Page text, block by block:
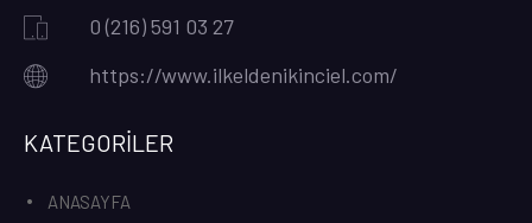
0 (216) 591 03 27
https://www.ilkeldenikinciel.com/
KATEGORİLER
ANASAYFA